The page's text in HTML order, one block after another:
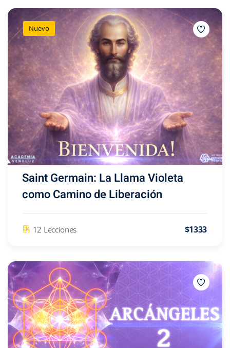
Nuevo
Saint Germain: La Llama Violeta
como Camino de Liberación
12 Lecciones $1333